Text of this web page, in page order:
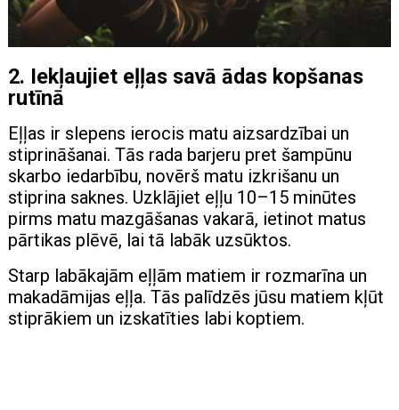
2. Iekļaujiet eļļas savā ādas kopšanas
rutīnā
Eļļas ir slepens ierocis matu aizsardzībai un
stiprināšanai. Tās rada barjeru pret šampūnu
skarbo iedarbību, novērš matu izkrišanu un
stiprina saknes. Uzklājiet eļļu 10–15 minūtes
pirms matu mazgāšanas vakarā, ietinot matus
pārtikas plēvē, lai tā labāk uzsūktos.
Starp labākajām eļļām matiem ir rozmarīna un
makadāmijas eļļa. Tās palīdzēs jūsu matiem kļūt
stiprākiem un izskatīties labi koptiem.